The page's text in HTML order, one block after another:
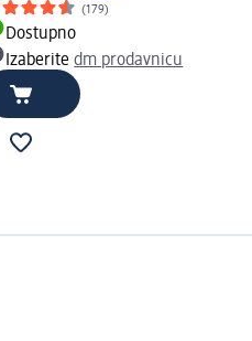
(179)
Dostupno
Izaberitedm prodavnicu